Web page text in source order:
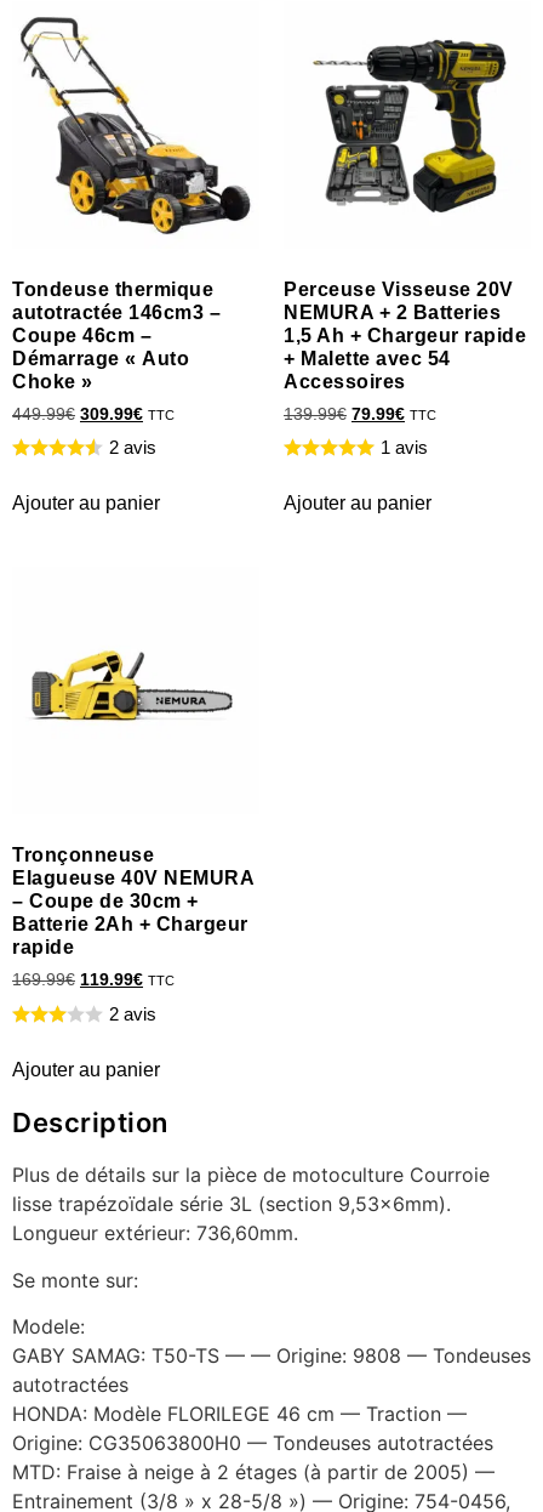
Tondeuse thermique
autotractée 146cm3 –
Coupe 46cm –
Démarrage « Auto
Choke »
449.99€ 309.99€ TTC
2 avis
Ajouter au panier
Perceuse Visseuse 20V
NEMURA + 2 Batteries
1,5 Ah + Chargeur rapide
+ Malette avec 54
Accessoires
139.99€ 79.99€ TTC
1 avis
Ajouter au panier
Tronçonneuse
Elagueuse 40V NEMURA
– Coupe de 30cm +
Batterie 2Ah + Chargeur
rapide
169.99€ 119.99€ TTC
2 avis
Ajouter au panier
Description
Plus de détails sur la pièce de motoculture Courroie
lisse trapézoïdale série 3L (section 9,53x6mm).
Longueur extérieur: 736,60mm.
Se monte sur:
Modele:
GABY SAMAG: T50-TS — — Origine: 9808 — Tondeuses
autotractées
HONDA: Modèle FLORILEGE 46 cm — Traction —
Origine: CG35063800H0 — Tondeuses autotractées
MTD: Fraise à neige à 2 étages (à partir de 2005) —
Entrainement (3/8 » x 28-5/8 ») — Origine: 754-0456,